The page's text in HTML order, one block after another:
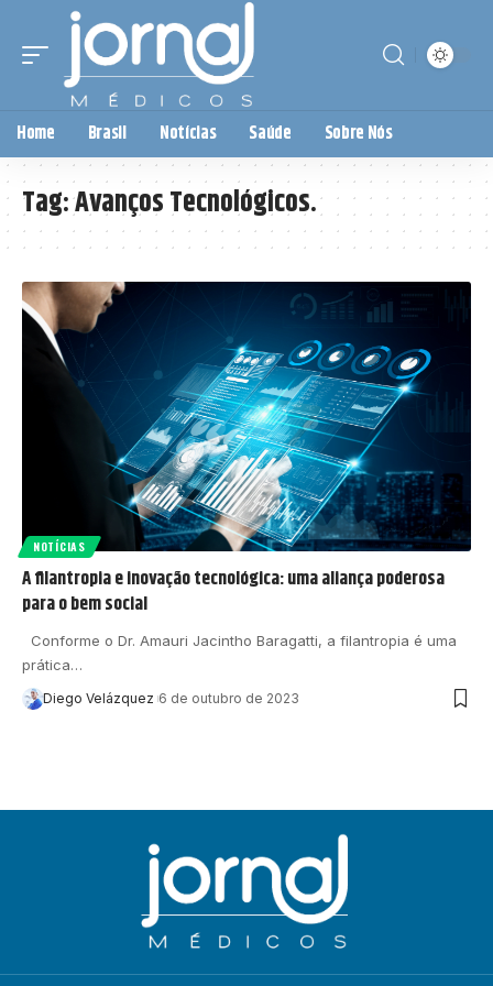
Home Brasil Notícias Saúde Sobre Nós
Tag:Avanços Tecnológicos.
NOTÍCIAS
A filantropia e inovação tecnológica: uma aliança poderosa
para o bem social
Conforme o Dr. Amauri Jacintho Baragatti, a filantropia é uma
prática…
Diego Velázquez 6 de outubro de 2023